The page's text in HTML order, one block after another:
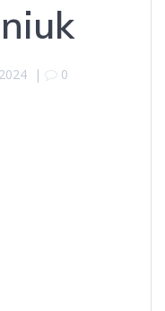
| 0